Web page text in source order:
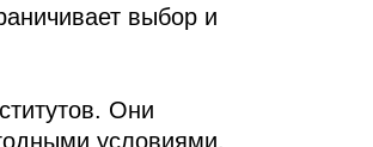
выбор и
Они
условиями,